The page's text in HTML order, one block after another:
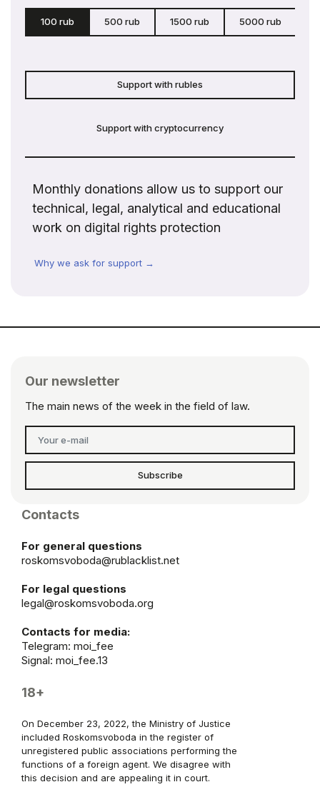
100 rub 500 rub 1500 rub 5000 rub
Support with rubles
Support with cryptocurrency
Monthly donations allow us to support our
technical, legal, analytical and educational
work on digital rights protection
Why we ask for support →
Our newsletter
The main news of the week in the field of law.
Subscribe
Contacts
For general questions
roskomsvoboda@rublacklist.net
For legal questions
legal@roskomsvoboda.org
Contacts for media:
Telegram: moi_fee
Signal: moi_fee.13
18+
On December 23, 2022, the Ministry of Justice
included Roskomsvoboda in the register of
unregistered public associations performing the
functions of a foreign agent. We disagree with
this decision and are appealing it in court.